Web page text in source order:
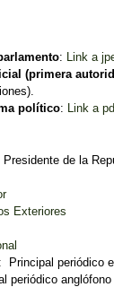
: Link a
(primera
político: Link a
Presidente de la
Exteriores
: Principal periódico
periódico